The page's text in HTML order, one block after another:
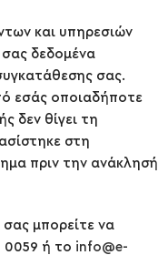
και υπηρεσιών
δεδομένα
σας.
εσάς οποιαδήποτε
δεν θίγει τη
στη
πριν την ανάκλησή
μπορείτε να
0059 ή το info@e-